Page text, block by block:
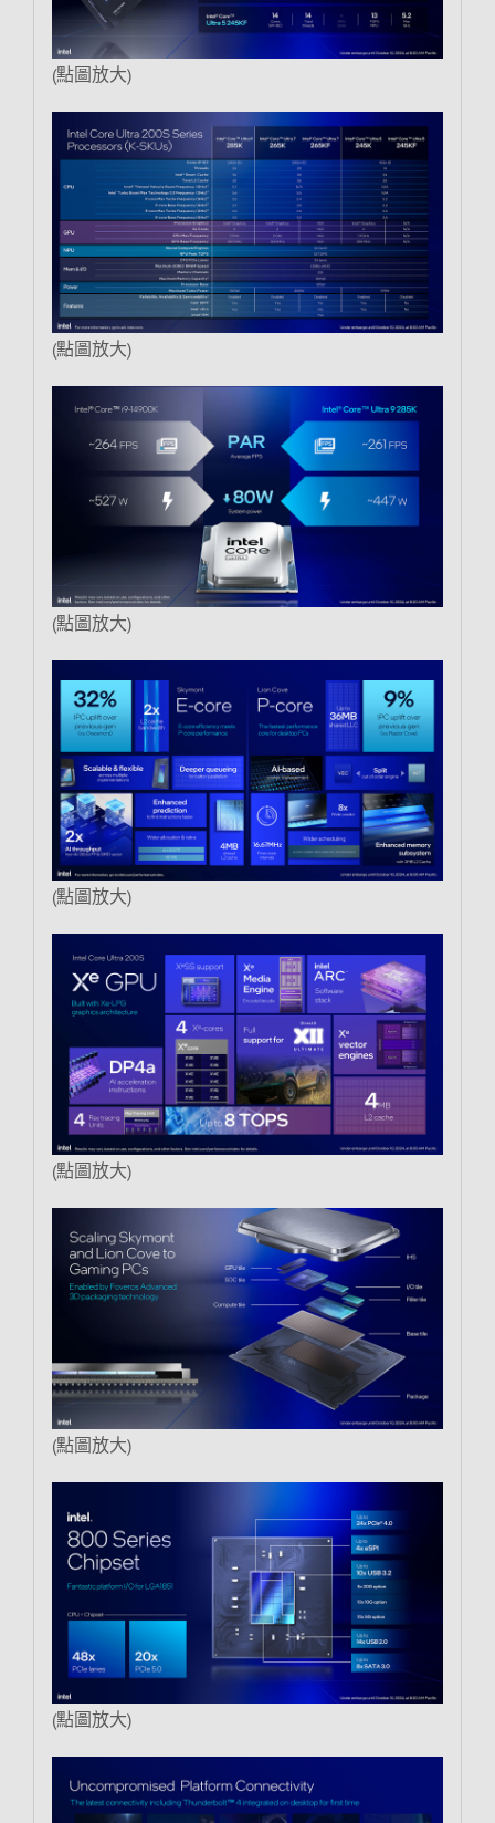
(點圖放大)
(點圖放大)
(點圖放大)
(點圖放大)
(點圖放大)
(點圖放大)
(點圖放大)